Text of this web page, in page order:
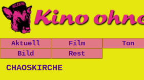
Aktuell
Nachrichten
Termine
Film
Spielfilme
Kurzfilme
Ton
Bild
Mitfickrepor
t
Rest
Gästebuch
chaoskirche